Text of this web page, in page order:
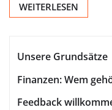
WEITERLESEN
Unsere Grundsätze
Finanzen: Wem
Feedback